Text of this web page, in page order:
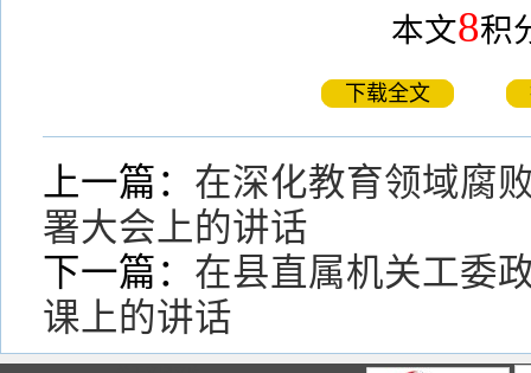
本文8积
下载全文
上一篇： 在深化教育领域腐
署大会上的讲话
下一篇： 在县直属机关工委
课上的讲话